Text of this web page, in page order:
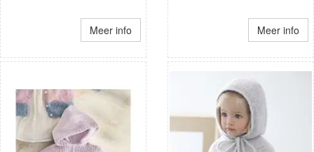
Meer info Meer info